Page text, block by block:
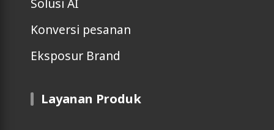
Solusi AI
Konversi pesanan
Eksposur Brand
Layanan Produk